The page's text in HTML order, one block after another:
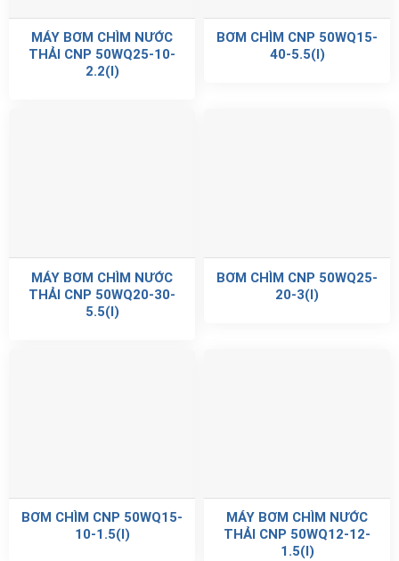
MÁY BƠM CHÌM NƯỚC
THẢI CNP 50WQ25-10-
2.2(I)
BƠM CHÌM CNP 50WQ15-
40-5.5(I)
MÁY BƠM CHÌM NƯỚC
THẢI CNP 50WQ20-30-
5.5(I)
BƠM CHÌM CNP 50WQ25-
20-3(I)
BƠM CHÌM CNP 50WQ15-
10-1.5(I)
MÁY BƠM CHÌM NƯỚC
THẢI CNP 50WQ12-12-
1.5(I)